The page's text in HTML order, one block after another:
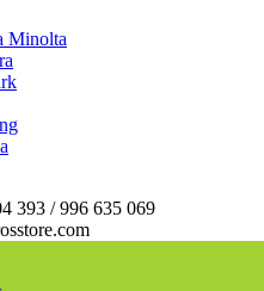
Minolta
393 / 996 635 069